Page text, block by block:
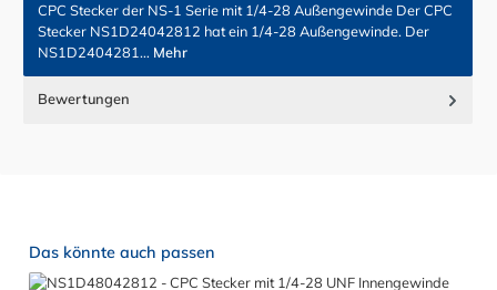
CPC Stecker der NS-1 Serie mit 1/4-28 Außengewinde Der CPC
Stecker NS1D24042812 hat ein 1/4-28 Außengewinde. Der
NS1D2404281… Mehr
Bewertungen
Produktgalerie überspringen
Das könnte auch passen